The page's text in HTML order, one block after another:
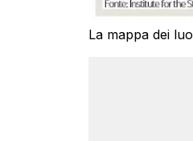
La mappa dei